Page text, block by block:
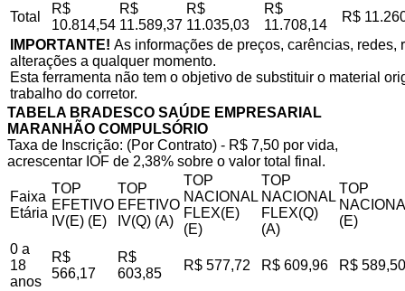
Total
R$
10.814,54
R$
11.589,37
R$
11.035,03
R$
11.708,14
R$
IMPORTANTE! As informações de preços, carências,
alterações a qualquer momento.
Esta ferramenta não tem o objetivo de substituir o material
trabalho do corretor.
TABELA BRADESCO SAÚDE EMPRESARIAL
MARANHÃO COMPULSÓRIO
Taxa de Inscrição: (Por Contrato) - R$ 7,50 por vida,
acrescentar IOF de 2,38% sobre o valor total final.
Faixa
Etária
TOP
EFETIVO
IV(E) (E)
TOP
EFETIVO
IV(Q) (A)
TOP
NACIONAL
FLEX(E)
(E)
TOP
NACIONAL
FLEX(Q)
(A)
TOP
(E)
0 a
18
anos
R$
566,17
R$
603,85
R$ 577,72 R$ 609,96 R$ 589,50